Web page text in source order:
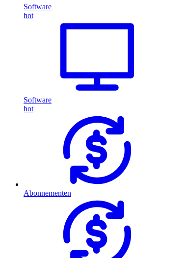
Software
hot
Software
hot
Abonnementen